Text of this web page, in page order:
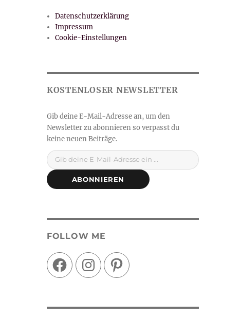
Datenschutzerklärung
Impressum
Cookie-Einstellungen
Gib deine E-Mail-Adresse ein ...
ABONNIEREN
FOLLOW ME
FacebookInstagramPinterest